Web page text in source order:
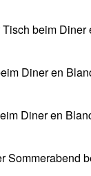
beim
Diner en
Diner en
Sommerabend